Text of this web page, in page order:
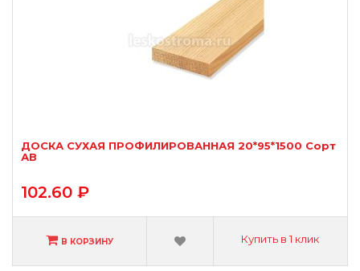
ДОСКА СУХАЯ ПРОФИЛИРОВАННАЯ 20*95*1500 Сорт
АВ
102.60 ₽
В КОРЗИНУ Купить в 1 клик